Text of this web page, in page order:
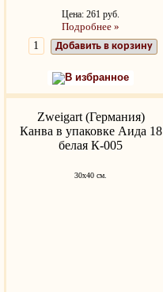
Цена: 261 руб.
Подробнее »
Добавить в корзину
В избранное
Zweigart (Германия)
Канва в упаковке Аида 18
белая К-005
30х40 см.